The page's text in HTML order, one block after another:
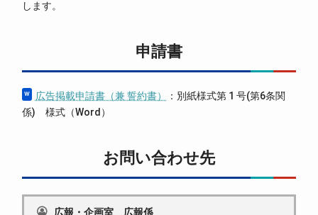
します。
申請書
広告掲載申請書（兼 誓約書）
：別紙様式第 1 号(第6条関
係) 様式（Word）
お問い合わせ先
広報・企画室 広報係